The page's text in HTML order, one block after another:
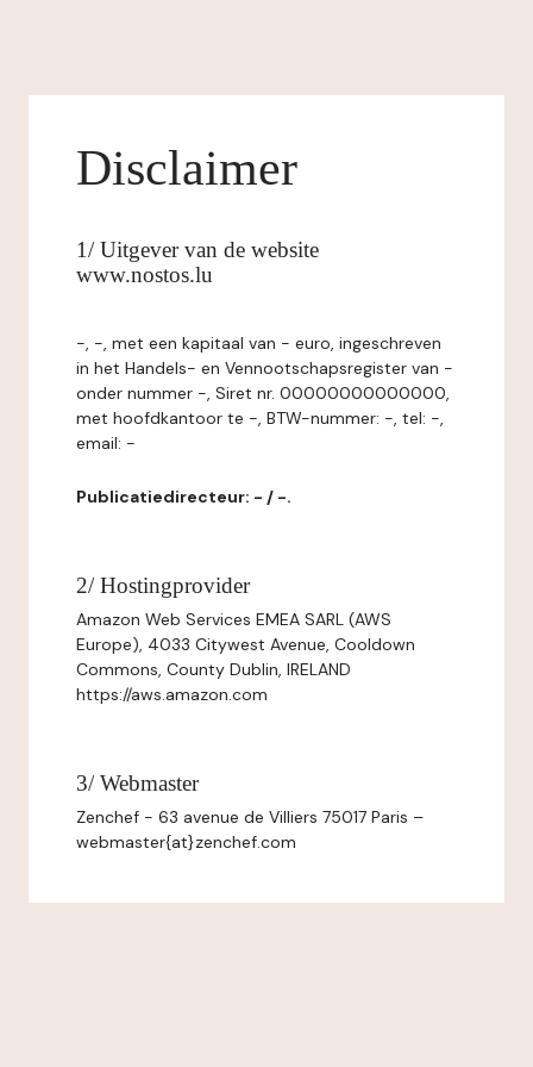
Disclaimer
1/ Uitgever van de website
www.nostos.lu
-, -, met een kapitaal van - euro, ingeschreven
in het Handels- en Vennootschapsregister van -
onder nummer -, Siret nr. 00000000000000,
met hoofdkantoor te -, BTW-nummer: -, tel: -,
email: -
Publicatiedirecteur: - / -.
2/ Hostingprovider
Amazon Web Services EMEA SARL (AWS
Europe), 4033 Citywest Avenue, Cooldown
Commons, County Dublin, IRELAND
https://aws.amazon.com
3/ Webmaster
Zenchef - 63 avenue de Villiers 75017 Paris –
webmaster{at}zenchef.com